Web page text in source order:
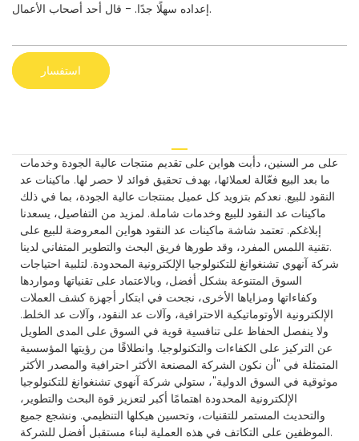
إعداده سهلًا جدًا. - قال أحد أصحاب الأعمال.
استفسار
على مر السنين، دأبت هواين على تقديم منتجات عالية الجودة وخدمات
ما بعد البيع فعّالة لعملائها، بهدف تحقيق فوائد لا حصر لها. ماكينات عد
النقود للبيع. نعدكم بتزويد كل عميل بمنتجات عالية الجودة، بما في ذلك
ماكينات عد النقود للبيع وخدمات شاملة. لمزيد من التفاصيل، يسعدنا
إبلاغكم. تعتمد شاشة ماكينات عد النقود هواين المعروضة للبيع على
تقنية اللمس المفرد، وقد طورها فريق البحث والتطوير المتفاني لدينا.
شركة آنهوي تشنغوانغ للتكنولوجيا الإلكترونية المحدودة. لتلبية احتياجات
السوق المتنوعة بشكل أفضل، وبالاعتماد على تقنياتها ومواردها
وكفاءاتها ومزاياها الأخرى، نجحت في ابتكار أجهزة كشف العملات
الإلكترونية الأوتوماتيكية الاحترافية، وآلات عد النقود، وآلات عد الخلط.
ولا ينفصل الحفاظ على تنافسية قوية في السوق على المدى الطويل
عن التركيز على الكفاءات والتكنولوجيا. وانطلاقًا من رؤيتها المؤسسية
المتمثلة في "أن نكون الشركة المصنعة الأكثر احترافية والمصدر الأكثر
موثوقية في السوق الدولية"، ستولي شركة آنهوي تشنغوانغ للتكنولوجيا
الإلكترونية المحدودة اهتمامًا أكبر لتعزيز قوة البحث والتطوير،
والتحديث المستمر للتقنيات، وتحسين هيكلها التنظيمي. ونشجع جميع
الموظفين على التكاتف في هذه العملية لبناء مستقبل أفضل للشركة.